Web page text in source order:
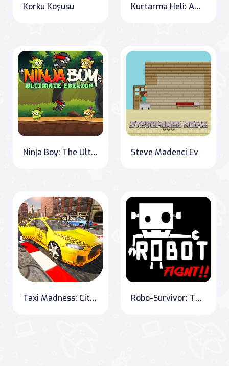
Korku Koşusu Kurtarma Heli: Ambulans Kurtarma Oyunu
Ninja Boy: The Ultimate Quest Steve Madenci Ev
Taxi Madness: City Driving Simulator Robo-Survivor: The Battle for Progress